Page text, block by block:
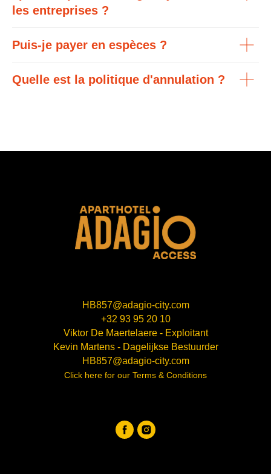
les entreprises ?
Puis-je payer en espèces ?
Quelle est la politique d'annulation ?
HB857@adagio-city.com
+32 93 95 20 10
Viktor De Maertelaere - Exploitant
Kevin Martens - Dagelijkse Bestuurder
HB857@adagio-city.com
Click here for our Terms & Conditions